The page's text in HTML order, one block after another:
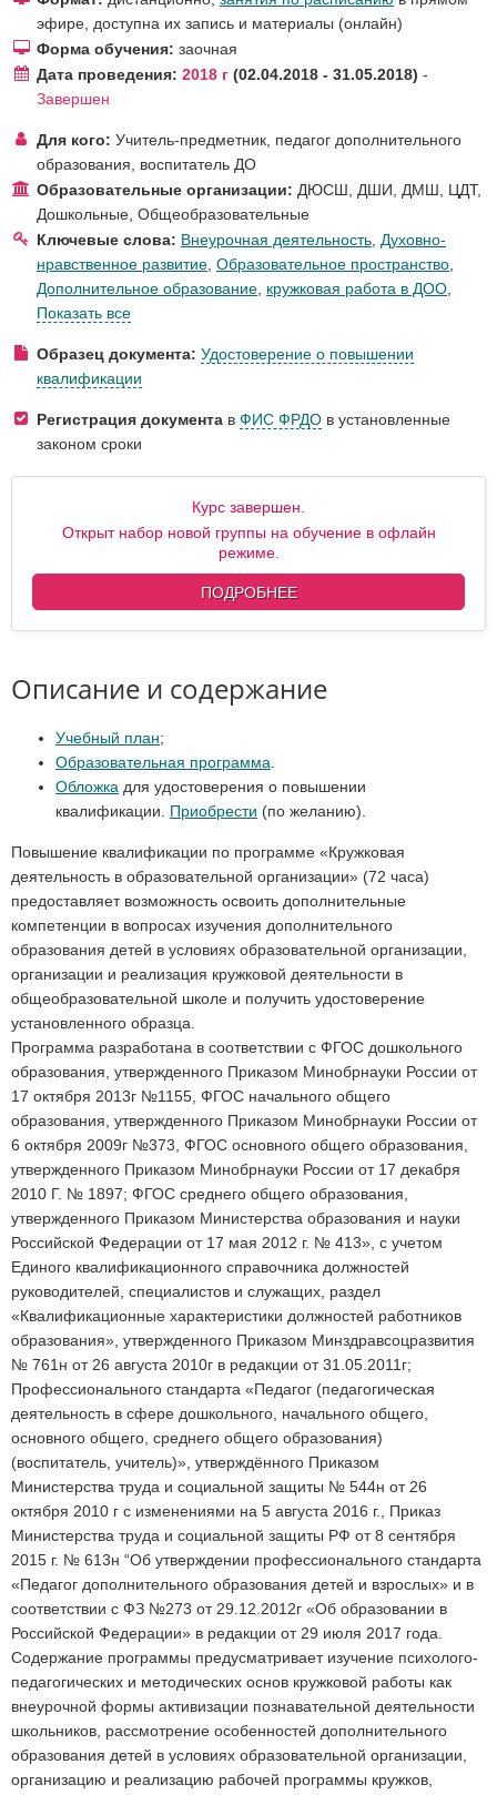
эфире, доступна их запись и материалы (онлайн)
Форма обучения: заочная
Дата проведения: 2018 г 02.04.2018 - 31.05.2018 -
Завершен
Для кого: Учитель-предметник, педагог дополнительного
образования, воспитатель ДО
Образовательные организации: ДЮСШ, ДШИ, ДМШ, ЦДТ,
Дошкольные, Общеобразовательные
Ключевые слова: Внеурочная деятельность, Духовно-
нравственное развитие, Образовательное пространство,
Дополнительное образование, кружковая работа в ДОО,
Показать все
Образец документа: Удостоверение о повышении
квалификации
Регистрация документа в ФИС ФРДО в установленные
законом сроки
Курс завершен.
Открыт набор новой группы на обучение в офлайн
режиме.
ПОДРОБНЕЕ
Описание и содержание
Учебный план;
Образовательная программа.
Обложка для удостоверения о повышении
квалификации. Приобрести (по желанию).
Повышение квалификации по программе «Кружковая
деятельность в образовательной организации» (72 часа)
предоставляет возможность освоить дополнительные
компетенции в вопросах изучения дополнительного
образования детей в условиях образовательной организации,
организации и реализация кружковой деятельности в
общеобразовательной школе и получить удостоверение
установленного образца.
Программа разработана в соответствии с ФГОС дошкольного
образования, утвержденного Приказом Минобрнауки России от
17 октября 2013г №1155, ФГОС начального общего
образования, утвержденного Приказом Минобрнауки России от
6 октября 2009г №373, ФГОС основного общего образования,
утвержденного Приказом Минобрнауки России от 17 декабря
2010 Г. № 1897; ФГОС среднего общего образования,
утвержденного Приказом Министерства образования и науки
Российской Федерации от 17 мая 2012 г. № 413», с учетом
Единого квалификационного справочника должностей
руководителей, специалистов и служащих, раздел
«Квалификационные характеристики должностей работников
образования», утвержденного Приказом Минздравсоцразвития
№ 761н от 26 августа 2010г в редакции от 31.05.2011г;
Профессионального стандарта «Педагог (педагогическая
деятельность в сфере дошкольного, начального общего,
основного общего, среднего общего образования)
(воспитатель, учитель)», утверждённого Приказом
Министерства труда и социальной защиты № 544н от 26
октября 2010 г с изменениями на 5 августа 2016 г., Приказ
Министерства труда и социальной защиты РФ от 8 сентября
2015 г. № 613н “Об утверждении профессионального стандарта
«Педагог дополнительного образования детей и взрослых» и в
соответствии с ФЗ №273 от 29.12.2012г «Об образовании в
Российской Федерации» в редакции от 29 июля 2017 года.
Содержание программы предусматривает изучение психолого-
педагогических и методических основ кружковой работы как
внеурочной формы активизации познавательной деятельности
школьников, рассмотрение особенностей дополнительного
образования детей в условиях образовательной организации,
организацию и реализацию рабочей программы кружков,